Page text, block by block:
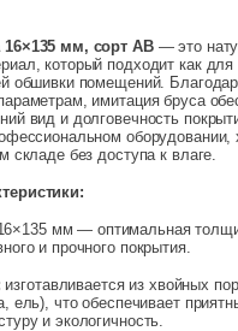
16×135 мм, сорт АВ— это
который подходит как для
обшивки помещений.
имитация бруса
вид и долговечность
оборудовании,
складе без доступа к влаге.
мм — оптимальная
и прочного покрытия.
изготавливается из хвойных
ель), что обеспечивает
и экологичность.